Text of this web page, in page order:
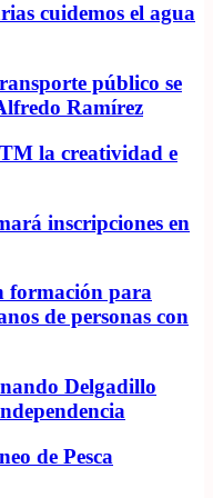
cuidemos el agua
público se
Ramírez
la creatividad e
inscripciones en
formación para
de personas con
Delgadillo
de Pesca